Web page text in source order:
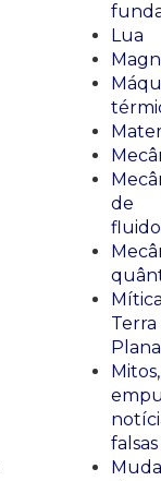
Lua
de
Terra
Plana
Mitos,
falsas